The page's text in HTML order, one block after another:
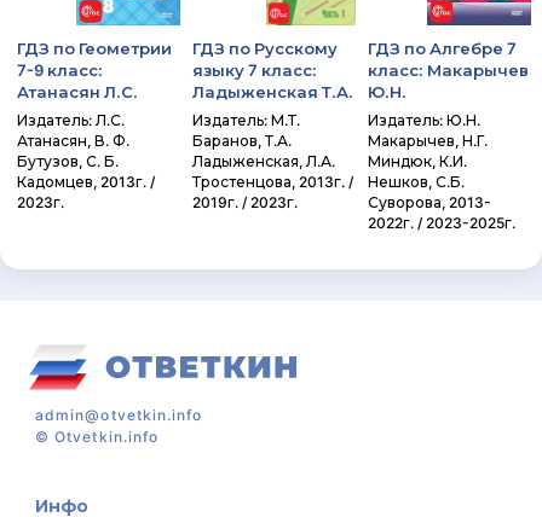
ГДЗ по Геометрии
7-9 класс:
Атанасян Л.С.
Издатель: Л.С.
Атанасян, В. Ф.
Бутузов, С. Б.
Кадомцев, 2013г. /
2023г.
ГДЗ по Русскому
языку 7 класс:
Ладыженская Т.А.
Издатель: М.Т.
Баранов, Т.А.
Ладыженская, Л.А.
Тростенцова, 2013г. /
2019г. / 2023г.
ГДЗ по Алгебре 7
класс: Макарычев
Ю.Н.
Издатель: Ю.Н.
Макарычев, Н.Г.
Миндюк, К.И.
Нешков, С.Б.
Суворова, 2013-
2022г. / 2023-2025г.
admin@otvetkin.info
©Otvetkin.info
Инфо